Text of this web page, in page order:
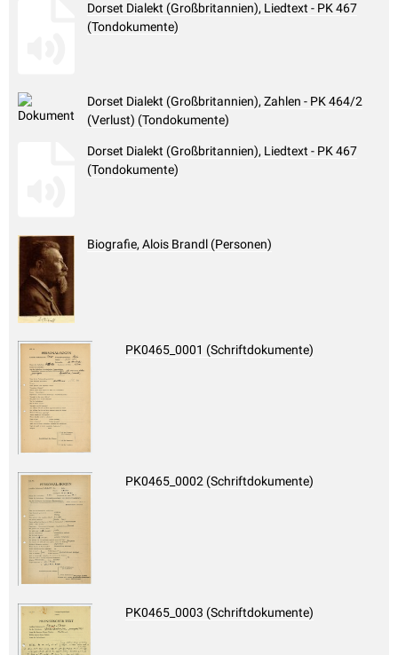
Dorset Dialekt (Großbritannien), Liedtext - PK 467
(Tondokumente)
Dorset Dialekt (Großbritannien), Zahlen - PK 464/2
(Verlust) (Tondokumente)
Dorset Dialekt (Großbritannien), Liedtext - PK 467
(Tondokumente)
Biografie, Alois Brandl (Personen)
PK0465_0001 (Schriftdokumente)
PK0465_0002 (Schriftdokumente)
PK0465_0003 (Schriftdokumente)